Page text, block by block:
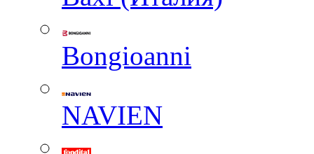
Вongioanni
NAVIEN